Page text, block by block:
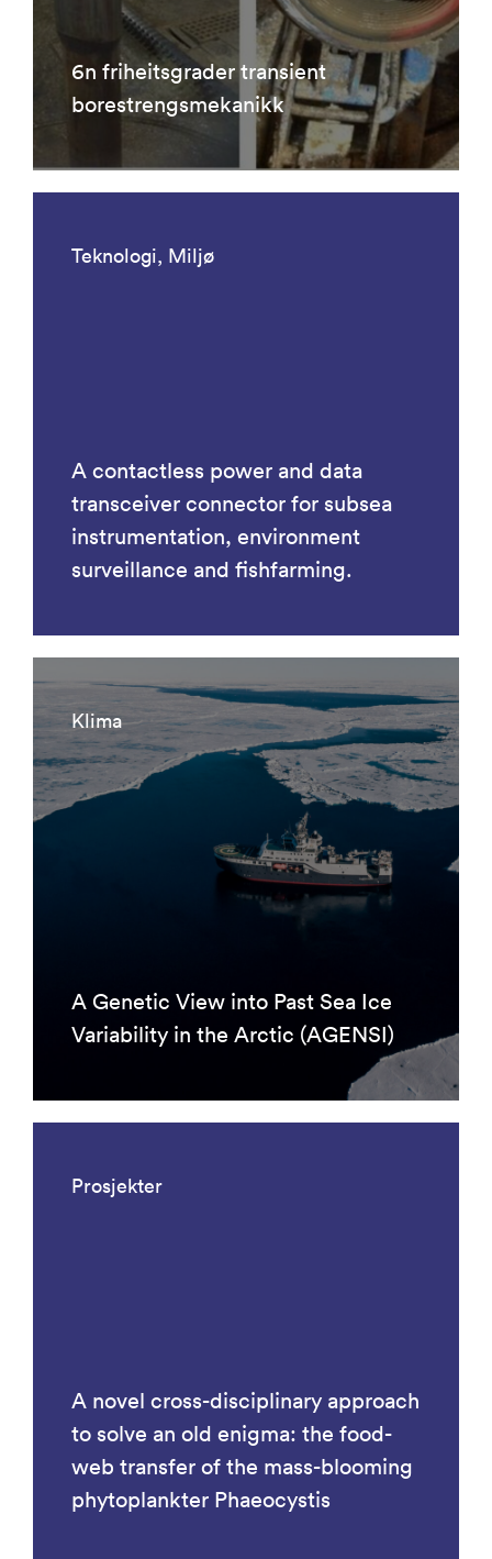
6n friheitsgrader transient
borestrengsmekanikk
Teknologi, Miljø
A contactless power and data
transceiver connector for subsea
instrumentation, environment
surveillance and fishfarming.
Klima
A Genetic View into Past Sea Ice
Variability in the Arctic (AGENSI)
Prosjekter
A novel cross-disciplinary approach
to solve an old enigma: the food-
web transfer of the mass-blooming
phytoplankter Phaeocystis